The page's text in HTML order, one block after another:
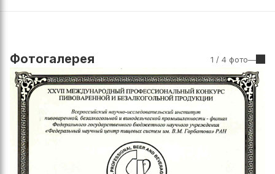
Фотогалерея 1 / 4 фото—